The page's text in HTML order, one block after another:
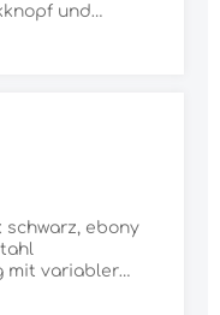
und
in den Größen
ebony
mit variabler